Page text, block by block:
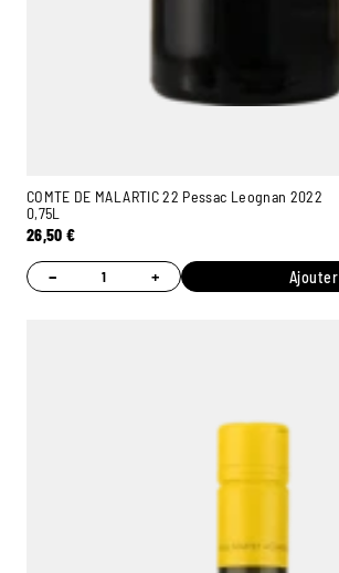
COMTE DE MALARTIC 22 Pessac Leognan 2022
0,75L
26,50€
− + Ajouter